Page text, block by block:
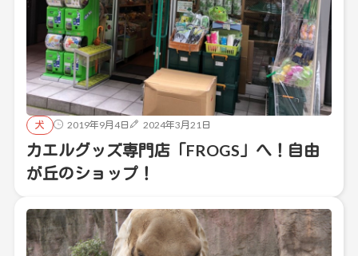
犬 2019年9月4日 2024年3月21日
カエルグッズ専門店「FROGS」へ！自由
が丘のショップ！